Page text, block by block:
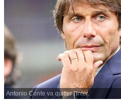
Antonio Conte va quitter l'Inter.